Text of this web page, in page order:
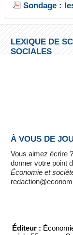
Sondage :
LEXIQUE DE
SOCIALES
À VOUS DE
Vous aimez écrire
donner votre point
Économie et
Éditeur :